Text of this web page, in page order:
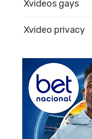
Xvideos gays
Xvideo privacy